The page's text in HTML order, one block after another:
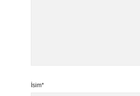
İsim*